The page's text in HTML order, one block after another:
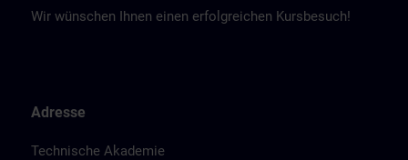
Wir wünschen Ihnen einen erfolgreichen Kursbesuch!
Adresse
Technische Akademie